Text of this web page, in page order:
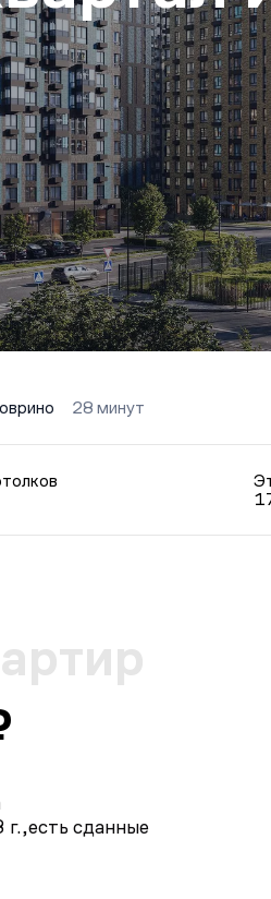
28 минут
г.,есть сданные